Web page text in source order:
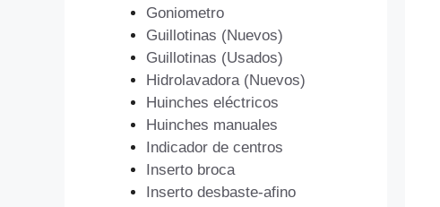
Goniometro
Guillotinas (Nuevos)
Guillotinas (Usados)
Hidrolavadora (Nuevos)
Huinches eléctricos
Huinches manuales
Indicador de centros
Inserto broca
Inserto desbaste-afino